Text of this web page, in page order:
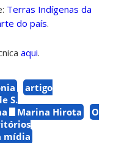
Terras Indígenas da
do país.
aqui.
artigo
S.
Marina Hirota
O
mídia